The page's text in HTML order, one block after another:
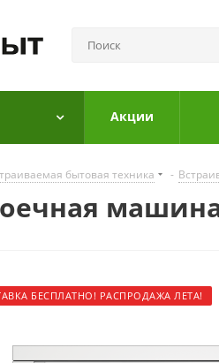
Акции
бытовая техника -
машина
БЕСПЛАТНО! РАСПРОДАЖА ЛЕТА!